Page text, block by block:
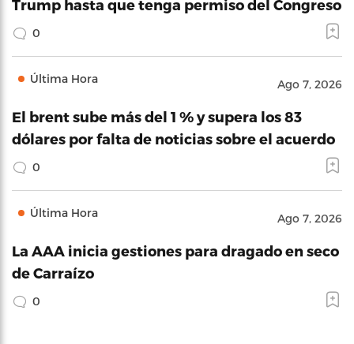
Trump hasta que tenga permiso del Congreso
0
Última Hora Ago 7, 2026
El brent sube más del 1 % y supera los 83
dólares por falta de noticias sobre el acuerdo
0
Última Hora Ago 7, 2026
La AAA inicia gestiones para dragado en seco
de Carraízo
0